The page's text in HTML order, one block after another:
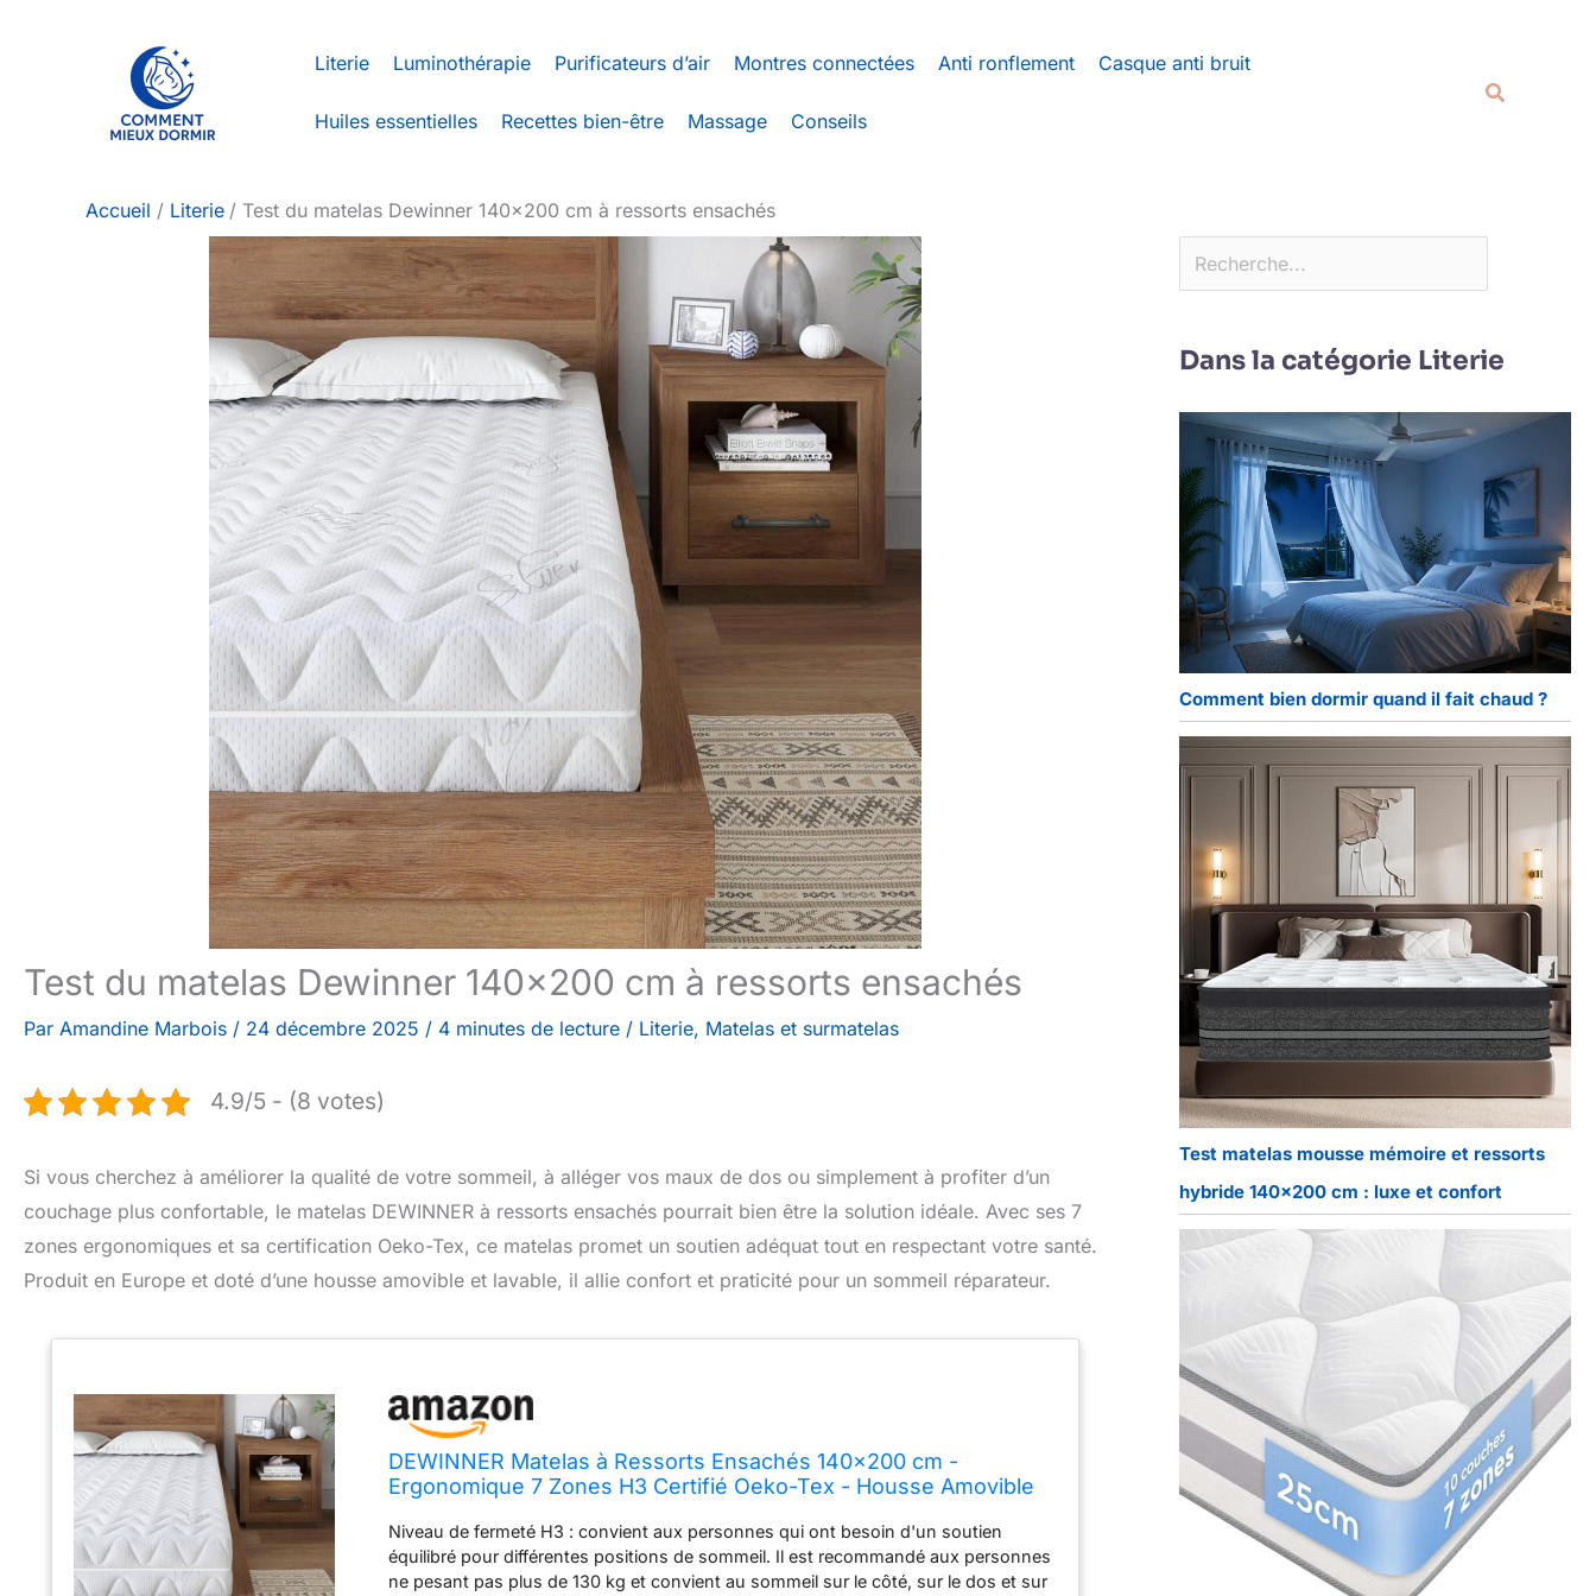
Literie Luminothérapie Purificateurs d’air Montres connectées Anti ronflement Casque anti bruit
Huiles essentielles Recettes bien-être Massage Conseils
Accueil Literie Test du matelas Dewinner 140×200 cm à ressorts ensachés
Test du matelas Dewinner 140×200 cm à ressorts ensachés
Par Amandine Marbois / 24 décembre 2025 / 4 minutes de lecture / Literie, Matelas et surmatelas
4.9/5 - (8 votes)
Si vous cherchez à améliorer la qualité de votre sommeil, à alléger vos maux de dos ou simplement à profiter d’un
couchage plus confortable, le matelas DEWINNER à ressorts ensachés pourrait bien être la solution idéale. Avec ses 7
zones ergonomiques et sa certification Oeko-Tex, ce matelas promet un soutien adéquat tout en respectant votre santé.
Produit en Europe et doté d’une housse amovible et lavable, il allie confort et praticité pour un sommeil réparateur.
DEWINNER Matelas à Ressorts Ensachés 140x200 cm -
Ergonomique 7 Zones H3 Certifié Oeko-Tex - Housse Amovible
Niveau de fermeté H3 : convient aux personnes qui ont besoin d'un soutien
équilibré pour différentes positions de sommeil. Il est recommandé aux personnes
ne pesant pas plus de 130 kg et convient au sommeil sur le côté, sur le dos et sur
Dans la catégorie Literie
Comment bien dormir quand il fait chaud ?
Test matelas mousse mémoire et ressorts
hybride 140×200 cm : luxe et confort